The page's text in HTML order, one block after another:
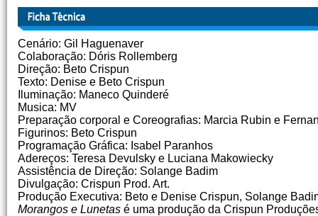
Cenário: Gil Haguenaver
Colaboração: Dóris Rollemberg
Direção: Beto Crispun
Texto: Denise e Beto Crispun
Iluminação: Maneco Quinderé
Musica: MV
Preparação corporal e Coreografias: Marcia Rubin e
Figurinos: Beto Crispun
Programação Gráfica: Isabel Paranhos
Adereços: Teresa Devulsky e Luciana Makowiecky
Assistência de Direção: Solange Badim
Divulgação: Crispun Prod. Art.
Produção Executiva: Beto e Denise Crispun, Solange
Morangos e Lunetas é uma produção da Crispun